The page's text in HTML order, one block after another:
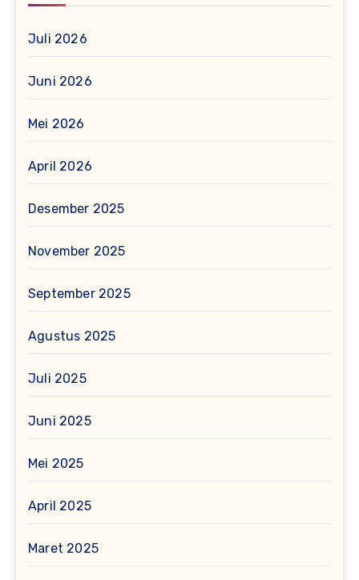
Juli 2026
Juni 2026
Mei 2026
April 2026
Desember 2025
November 2025
September 2025
Agustus 2025
Juli 2025
Juni 2025
Mei 2025
April 2025
Maret 2025